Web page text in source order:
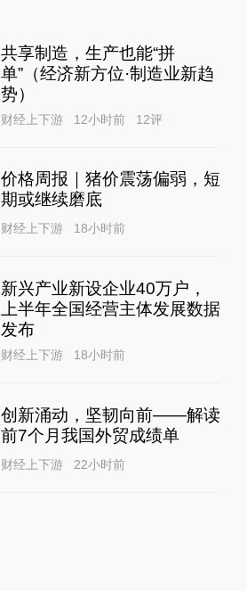
共享制造，生产也能“拼
单”（经济新方位·制造业新趋
势）
财经上下游 12小时前 12评
价格周报｜猪价震荡偏弱，短
期或继续磨底
财经上下游 18小时前
新兴产业新设企业40万户，
上半年全国经营主体发展数据
发布
财经上下游 18小时前
创新涌动，坚韧向前——解读
前7个月我国外贸成绩单
财经上下游 22小时前